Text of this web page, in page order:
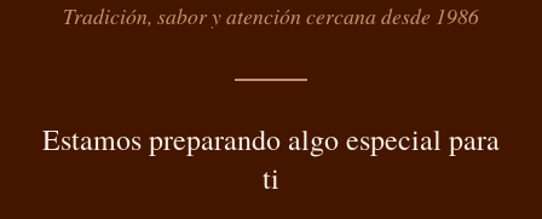
Tradición, sabor y atención cercana desde 1986
Estamos preparando algo especial para
ti